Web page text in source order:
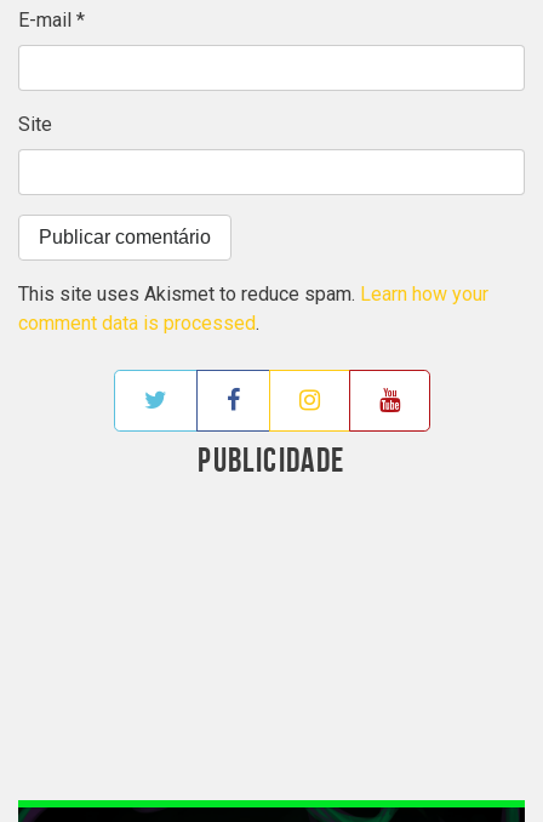
E-mail *
Site
This site uses Akismet to reduce spam. Learn how your
comment data is processed.
PUBLICIDADE